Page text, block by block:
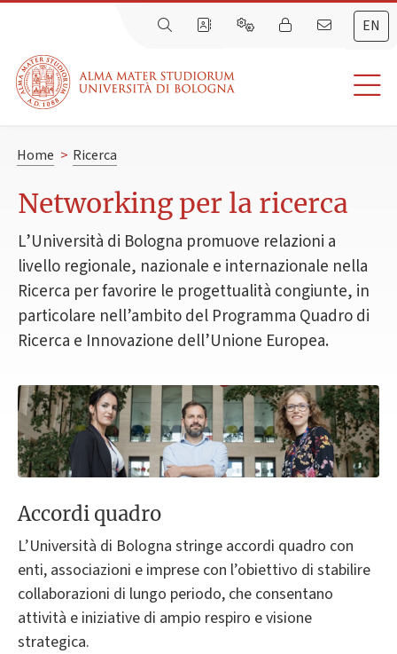
EN
Home > Ricerca
Networking per la ricerca
L’Università di Bologna promuove relazioni a
livello regionale, nazionale e internazionale nella
Ricerca per favorire le progettualità congiunte, in
particolare nell’ambito del Programma Quadro di
Ricerca e Innovazione dell’Unione Europea.
Accordi quadro
L’Università di Bologna stringe accordi quadro con
enti, associazioni e imprese con l’obiettivo di stabilire
collaborazioni di lungo periodo, che consentano
attività e iniziative di ampio respiro e visione
strategica.